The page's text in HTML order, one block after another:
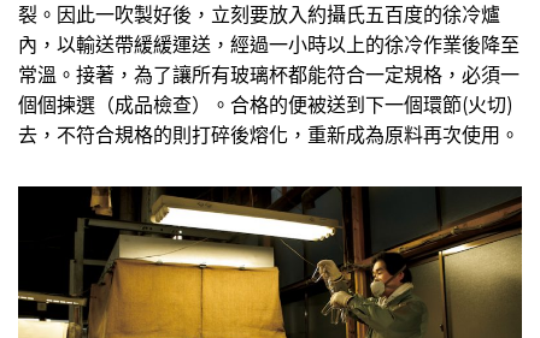
裂。因此一吹製好後，立刻要放入約攝氏五百度的徐冷爐
內，以輸送帶緩緩運送，經過一小時以上的徐冷作業後降至
常溫。接著，為了讓所有玻璃杯都能符合一定規格，必須一
個個揀選（成品檢查）。合格的便被送到下一個環節(火切)
去，不符合規格的則打碎後熔化，重新成為原料再次使用。